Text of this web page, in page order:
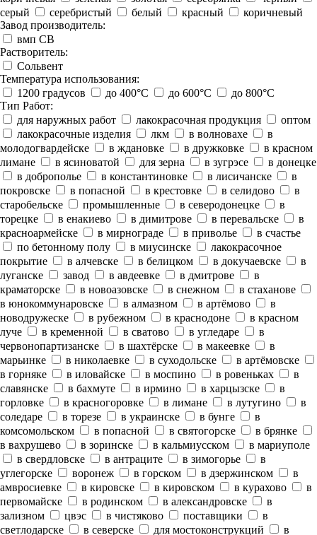
серый
серебристый белый красный
коричневый
Завод производитель:
вмп СВ
Растворитель:
Сольвент
Температура использования:
1200 градусов
до 400°C до 600°C
до 800°C
Тип Работ:
для наружных работ
лакокрасочная продукция
оптом
лакокрасочные изделия
лкм в волновахе
в
молодогвардейске
в ждановке в дружковке
в красном
лимане
в ясиноватой для зерна в зугрэсе
в донецке
в доброполье
в константиновке в лисичанске
в
покровске
в попасной в крестовке в селидово
в
старобельске
промышленные в северодонецке
в
торецке
в енакиево в димитрове в перевальске
в
красноармейске
в мирнограде в приволье
в счастье
по бетонному полу
в миусинске
лакокрасочное
покрытие
в алчевске в белицком в докучаевске
в
луганске
завод в авдеевке в дмитрове
в
краматорске
в новоазовске в снежном
в стаханове
в юнокоммунаровске
в алмазном в артёмово
в
новодружеске
в рубежном в краснодоне
в красном
луче
в кременной в сватово в угледаре
в
червонопартизанске
в шахтёрске в макеевке
в
марьинке
в николаевке в суходольске
в артёмовске
в горняке
в иловайске в моспино в ровеньках
в
славянске
в бахмуте в ирмино в харцызске
в
горловке
в красногоровке в лимане в лутугино
в
соледаре
в торезе в украинске в бунге
в
комсомольском
в попасной в святогорске
в брянке
в вахрушево
в зоринске в кальмиусском
в мариуполе
в свердловске
в антраците в зимогорье
в
углегорске
воронеж в горском в дзержинском
в
амвросиевке
в кировске в кировском в курахово
в
первомайске
в родинском в александровске
в
зализном
цвэс в чистяково поставщики
в
светлодарске
в северске для мостоконструкций в